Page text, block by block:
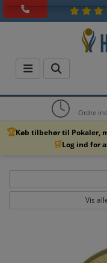
Ordre
🏆Køb tilbehør til Pokaler,
🛒Log ind for
Vis